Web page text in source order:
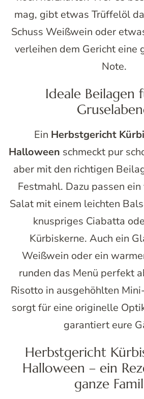
mag, gibt etwas Trüffelöl
Schuss Weißwein oder
verleihen dem Gericht eine
Note.
Ideale Beilagen
Ein Herbstgericht
Halloween schmeckt pur
aber mit den richtigen
Festmahl. Dazu passen
Salat mit einem leichten
knuspriges Ciabatta
Kürbiskerne. Auch ein
Weißwein oder ein
runden das Menü perfekt
Risotto in ausgehöhlten
sorgt für eine originelle
garantiert eure
Herbstgericht
Halloween – ein
ganze